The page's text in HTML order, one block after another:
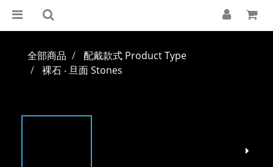
全部商品
配戴款式 Product Type
裸石 ‧ 旦面 Stones